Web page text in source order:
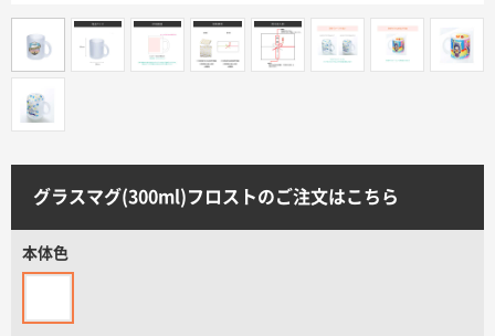
印刷色から探す
サイトメニュー
ご注文の流れ
お見積書の作成方法
グラスマグ(300ml)フロストのご注文はこちら
本体色